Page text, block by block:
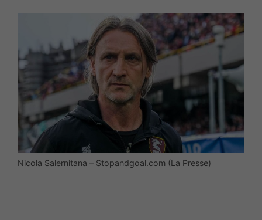
Nicola Salernitana – Stopandgoal.com (La Presse)